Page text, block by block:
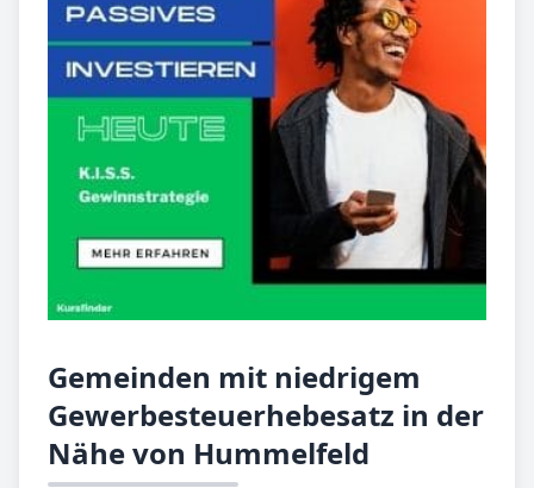
Gemeinden mit niedrigem
Gewerbesteuerhebesatz in der
Nähe von Hummelfeld